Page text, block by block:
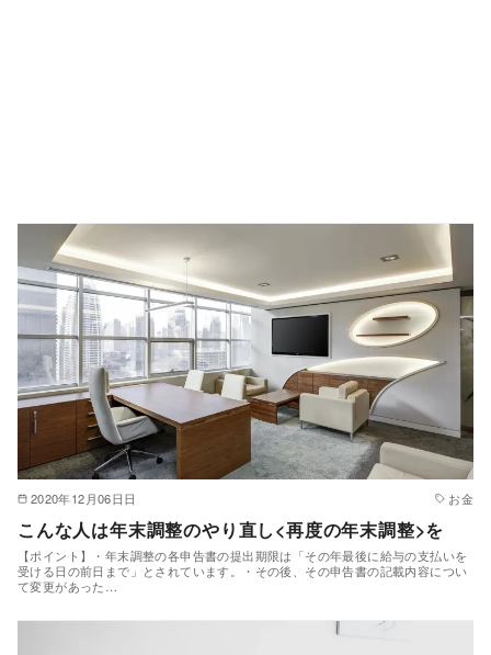
2020年12月06日日 お金
こんな人は年末調整のやり直し<再度の年末調整>を
【ポイント】・年末調整の各申告書の提出期限は「その年最後に給与の支払いを
受ける日の前日まで」とされています。・その後、その申告書の記載内容につい
て変更があった…